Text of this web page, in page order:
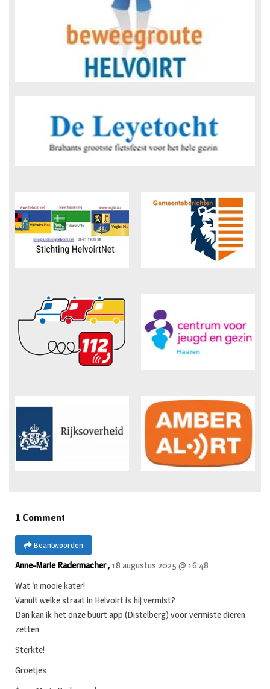
1 Comment
Beantwoorden
Anne-Marie Radermacher , 18 augustus 2025 @ 16:48
Wat ‘n mooie kater!
Vanuit welke straat in Helvoirt is hij vermist?
Dan kan ik het onze buurt app (Distelberg) voor vermiste dieren
zetten
Sterkte!
Groetjes